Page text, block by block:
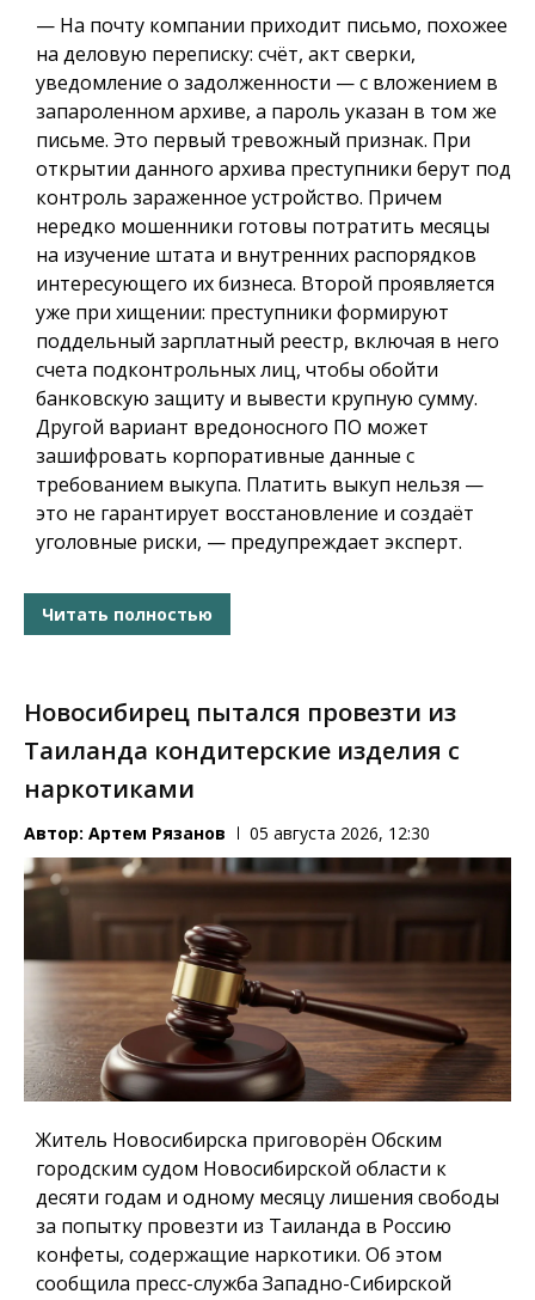
— На почту компании приходит письмо, похожее
на деловую переписку: счёт, акт сверки,
уведомление о задолженности — с вложением в
запароленном архиве, а пароль указан в том же
письме. Это первый тревожный признак. При
открытии данного архива преступники берут под
контроль зараженное устройство. Причем
нередко мошенники готовы потратить месяцы
на изучение штата и внутренних распорядков
интересующего их бизнеса. Второй проявляется
уже при хищении: преступники формируют
поддельный зарплатный реестр, включая в него
счета подконтрольных лиц, чтобы обойти
банковскую защиту и вывести крупную сумму.
Другой вариант вредоносного ПО может
зашифровать корпоративные данные с
требованием выкупа. Платить выкуп нельзя —
это не гарантирует восстановление и создаёт
уголовные риски, — предупреждает эксперт.
Читать полностью
Новосибирец пытался провезти из
Таиланда кондитерские изделия с
наркотиками
Автор: Артем Рязанов 05 августа 2026, 12:30
Житель Новосибирска приговорён Обским
городским судом Новосибирской области к
десяти годам и одному месяцу лишения свободы
за попытку провезти из Таиланда в Россию
конфеты, содержащие наркотики. Об этом
сообщила пресс-служба Западно-Сибирской